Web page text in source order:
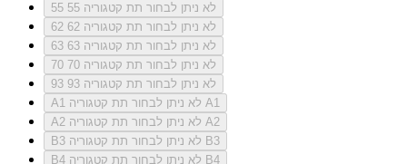
55
לא ניתן לבחור תת קטגוריה 55
62
לא ניתן לבחור תת קטגוריה 62
63
לא ניתן לבחור תת קטגוריה 63
70
לא ניתן לבחור תת קטגוריה 70
93
לא ניתן לבחור תת קטגוריה 93
A1
לא ניתן לבחור תת קטגוריה A1
A2
לא ניתן לבחור תת קטגוריה A2
B3
לא ניתן לבחור תת קטגוריה B3
B4
לא ניתן לבחור תת קטגוריה B4